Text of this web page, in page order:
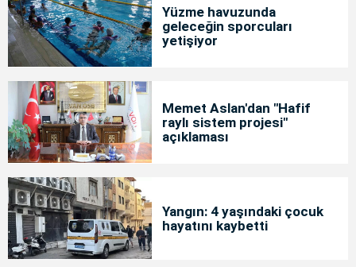
Yüzme havuzunda
geleceğin sporcuları
yetişiyor
Memet Aslan'dan "Hafif
raylı sistem projesi"
açıklaması
Yangın: 4 yaşındaki çocuk
hayatını kaybetti